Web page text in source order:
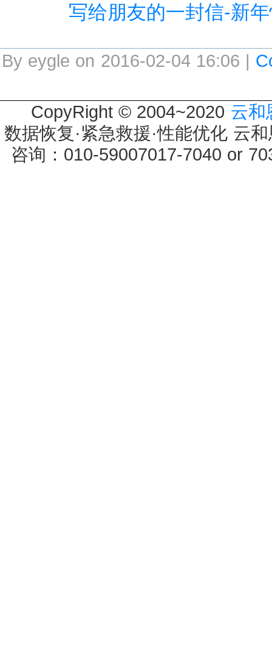
写给朋友的一封信-新
By eygle on 2016-02-04 16:06 |
CopyRight © 2004~2020 云和
数据恢复·紧急救援·性能优化 云
咨询：010-59007017-7040 or